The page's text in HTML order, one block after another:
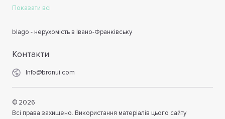
Показати всі
blago - нерухомість в Івано-Франківську
Контакти
Info@bronui.com
© 2026
Всі права захищено. Використання матеріалів цього сайту